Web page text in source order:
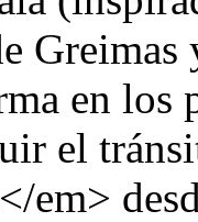
en los
el
em>